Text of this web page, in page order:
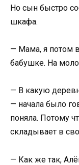
Но сын быстро
шкафа.
— Мама, я потом
бабушке. На
— В какую
— начала было
поняла. Потому
складывает в
— Как же так,